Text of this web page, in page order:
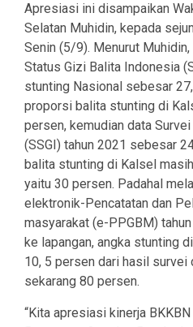
Apresiasi ini disampaikan
Selatan Muhidin, kepada
Senin (5/9). Menurut
Status Gizi Balita Indonesia
stunting Nasional sebesar
proporsi balita stunting di
persen, kemudian data
(SSGI) tahun 2021 sebesar
balita stunting di Kalsel
yaitu 30 persen. Padahal
elektronik-Pencatatan dan
masyarakat (e-PPGBM)
ke lapangan, angka stunting
10, 5 persen dari hasil survei
sekarang 80 persen.
“Kita apresiasi kinerja